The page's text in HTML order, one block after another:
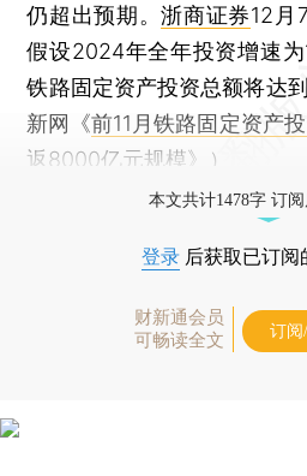
仍超出预期。浙商证券12月
假设2024年全年投资增速
铁路固定资产投资总额将达
新网《前11月铁路固定资产
返8000亿元规模》）
本文共计1478字 订
登录 后获取已订阅
财新通会员
可畅读全文
订阅